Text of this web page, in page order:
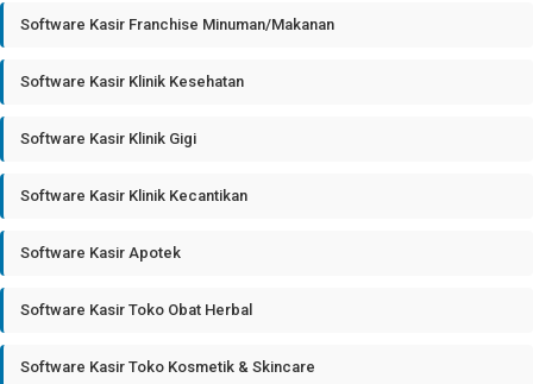
Software Kasir Franchise Minuman/Makanan
Software Kasir Klinik Kesehatan
Software Kasir Klinik Gigi
Software Kasir Klinik Kecantikan
Software Kasir Apotek
Software Kasir Toko Obat Herbal
Software Kasir Toko Kosmetik & Skincare